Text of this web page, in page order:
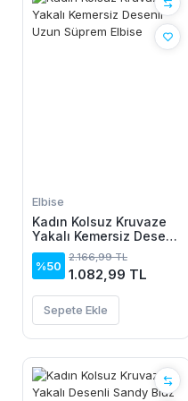
Elbise
Kadın Kolsuz Kruvaze
Yakalı Kemersiz Desenli
Uzun Süprem Elbise
%50
2.166,99 TL
1.082,99 TL
Sepete Ekle